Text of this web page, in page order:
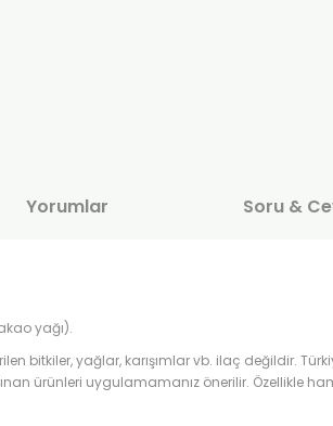
Yorumlar Soru &
yağı).
bitkiler, yağlar, karışımlar vb. ilaç değildir.
ürünleri uygulamamanız önerilir. Özellikle